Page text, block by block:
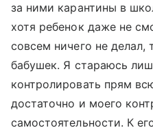
за ними карантины в
хотя ребенок даже не
совсем ничего не делал,
бабушек. Я стараюсь
контролировать прям
достаточно и моего
самостоятельности. К